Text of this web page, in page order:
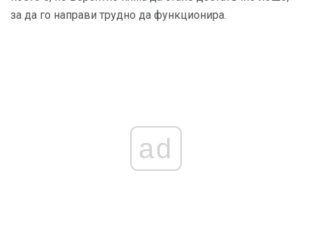
за да го направи трудно да функционира.
ad